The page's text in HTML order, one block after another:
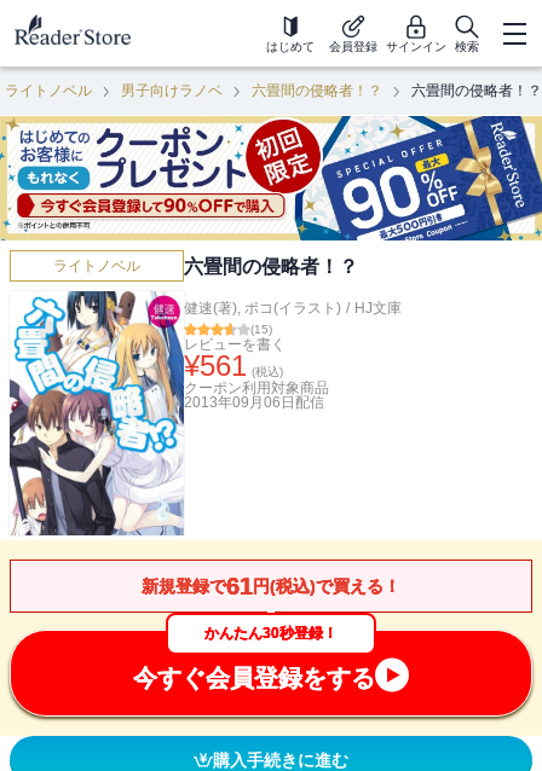
はじめて 会員登録 サインイン 検索
ライトノベル 男子向けラノベ 六畳間の侵略者！？ 六畳間の侵略者！？
ライトノベル 六畳間の侵略者！？
健速(著), ポコ(イラスト) / HJ文庫
(15)
レビューを書く
¥561 (税込)
クーポン利用対象商品
2013年09月06日 配信
新規登録で61円(税込)で買える！
かんたん30秒登録！
今すぐ会員登録をする
購入手続きに進む